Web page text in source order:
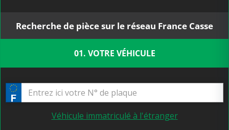
Recherche de pièce sur le réseau France Casse
01. VOTRE VÉHICULE
Véhicule immatriculé à l'étranger